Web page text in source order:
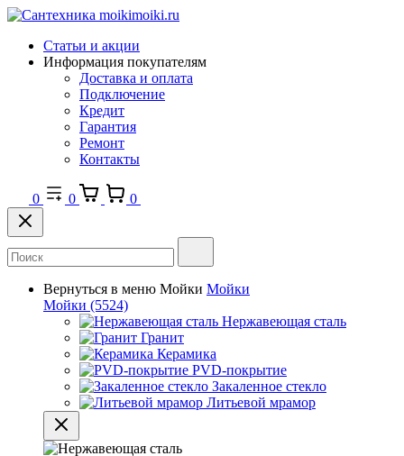
Статьи и акции
Информация покупателям
Доставка и оплата
Подключение
Кредит
Гарантия
Ремонт
Контакты
0 0 0
Вернуться в меню Мойки Мойки
Мойки (5524)
Нержавеющая сталь
Гранит
Керамика
PVD-покрытие
Закаленное стекло
Литьевой мрамор